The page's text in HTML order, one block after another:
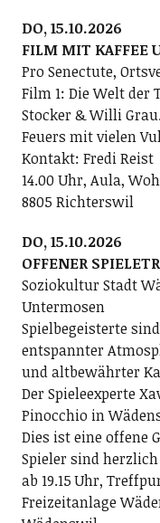
DO, 15.10.2026
FILM MIT KAFFEE
Pro Senectute,
Film 1: Die Welt der
Stocker & Willi
Feuers mit vielen
Kontakt: Fredi Reist
14.00 Uhr, Aula,
8805 Richterswil
DO, 15.10.2026
OFFENER
Soziokultur Stadt
Untermosen
Spielbegeisterte
entspannter
und altbewährter
Der Spieleexperte
Pinocchio in
Dies ist eine offene
Spieler sind
ab 19.15 Uhr,
Freizeitanlage